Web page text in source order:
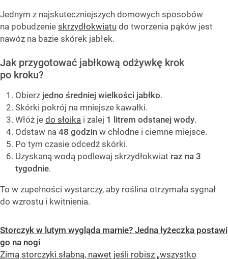
Jednym z najskuteczniejszych domowych sposobów
na pobudzenie skrzydłokwiatu do tworzenia pąków jest
nawóz na bazie skórek jabłek.
Jak przygotować jabłkową odżywkę krok
po kroku?
Obierz jedno średniej wielkości jabłko.
Skórki pokrój na mniejsze kawałki.
Włóż je do słoika i zalej 1 litrem odstanej wody.
Odstaw na 48 godzin w chłodne i ciemne miejsce.
Po tym czasie odcedź skórki.
Uzyskaną wodą podlewaj skrzydłokwiat raz na 3
tygodnie.
To w zupełności wystarczy, aby roślina otrzymała sygnał
do wzrostu i kwitnienia.
Storczyk w lutym wygląda marnie? Jedna łyżeczka postawi
go na nogi
Zimą storczyki słabną, nawet jeśli robisz „wszystko